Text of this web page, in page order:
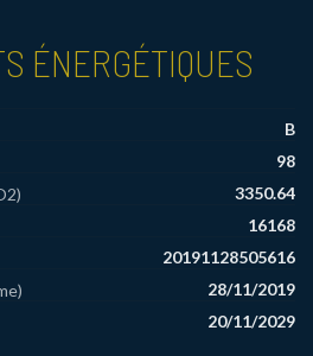
ÉNERGÉTIQUES
B
98
3350.64
16168
20191128505616
28/11/2019
20/11/2029